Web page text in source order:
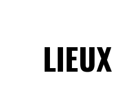
LIEUX